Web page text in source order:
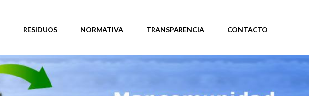
RESIDUOS NORMATIVA TRANSPARENCIA CONTACTO